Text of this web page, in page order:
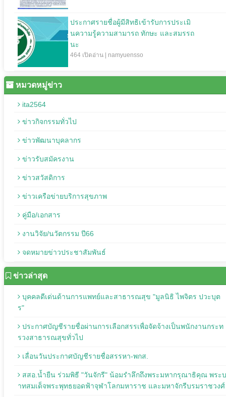
ประกาศรายชื่อผู้มีสิทธิเข้ารับการประเมิ
นความรู้ความสามารถ ทักษะ และสมรรถ
นะ
464 เปิดอ่าน | namyuensso
หมวดหมู่ข่าว
ita2564
ข่าวกิจกรรมทั่วไป
ข่าวพัฒนาบุคลากร
ข่าวรับสมัครงาน
ข่าวสวัสดิการ
ข่าวเครือข่ายบริการสุขภาพ
คู่มือ/เอกสาร
งานวิจัย/นวัตกรรม ปี66
จดหมายข่าวประชาสัมพันธ์
ข่าวล่าสุด
บุคคลดีเด่นด้านการแพทย์และสาธารณสุข "มูลนิธิ ไพจิตร ปวะบุต
ร"
ประกาศบัญชีรายชื่อผ่านการเลือกสรรเพื่อจัดจ้างเป็นพนักงานกระท
รวงสาธารณสุขทั่วไป
เลื่อนวันประกาศบัญชีรายชื่อสรรหา-พกส.
สสอ.น้ำยืน ร่วมพิธี "วันจักรี" น้อมรำลึกถึงพระมหากรุณาธิคุณ พระบ
าทสมเด็จพระพุทธยอดฟ้าจุฬาโลกมหาราช และมหาจักรีบรมราชวงศ์